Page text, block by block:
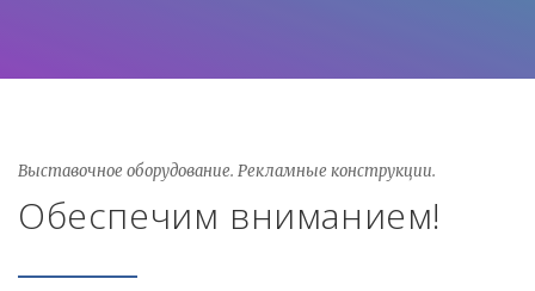
Выставочное оборудование. Рекламные конструкции.
Обеспечим вниманием!